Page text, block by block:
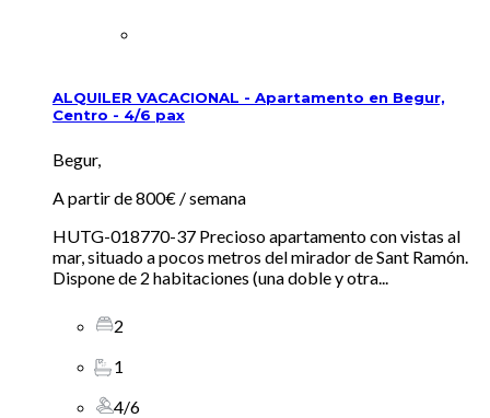
ALQUILER VACACIONAL - Apartamento en Begur,
Centro - 4/6 pax
Begur,
A partir de800€ / semana
HUTG-018770-37 Precioso apartamento con vistas al
mar, situado a pocos metros del mirador de Sant Ramón.
Dispone de 2 habitaciones (una doble y otra...
2
1
4/6